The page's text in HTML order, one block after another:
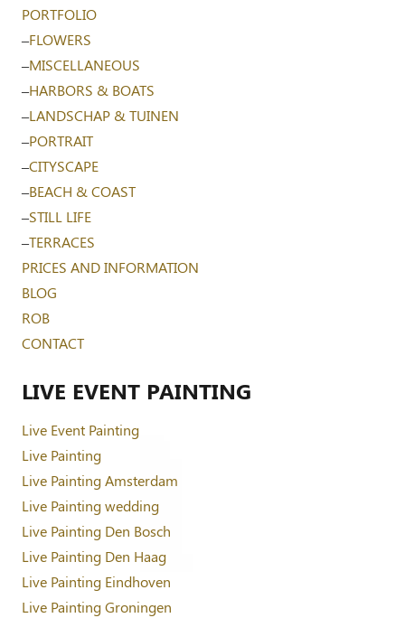
PORTFOLIO
–FLOWERS
–MISCELLANEOUS
–HARBORS & BOATS
–LANDSCHAP & TUINEN
–PORTRAIT
–CITYSCAPE
–BEACH & COAST
–STILL LIFE
–TERRACES
PRICES AND INFORMATION
BLOG
ROB
CONTACT
LIVE EVENT PAINTING
Live Event Painting
Live Painting
Live Painting Amsterdam
Live Painting wedding
Live Painting Den Bosch
Live Painting Den Haag
Live Painting Eindhoven
Live Painting Groningen